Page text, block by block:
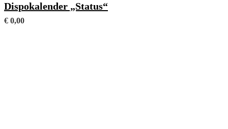
Dispokalender „Status“
€ 0,00